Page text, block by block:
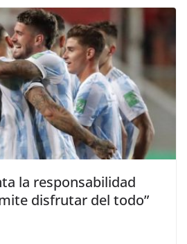
la responsabilidad
disfrutar del todo”